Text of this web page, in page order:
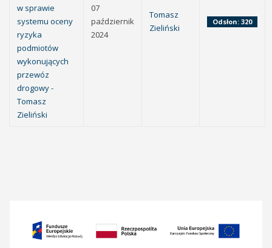
w sprawie
systemu oceny
ryzyka
podmiotów
wykonujących
przewóz
drogowy -
Tomasz
Zieliński
07
październik
2024
Tomasz
Zieliński
Odsłon: 320